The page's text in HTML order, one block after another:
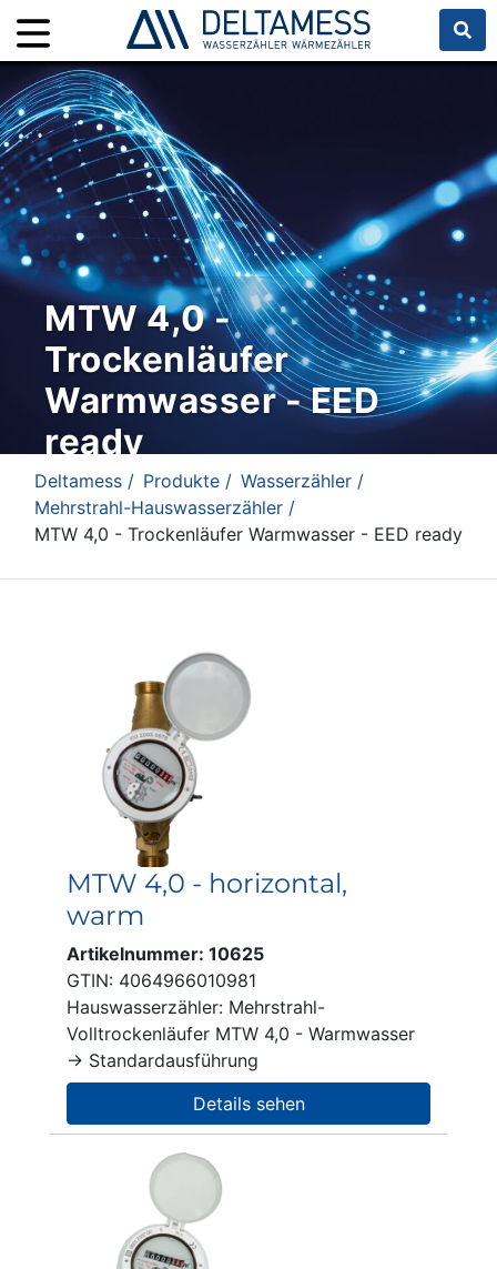
MTW 4,0 -
Trockenläufer
Warmwasser - EED
ready
Deltamess / Produkte / Wasserzähler /
Mehrstrahl-Hauswasserzähler /
MTW 4,0 - Trockenläufer Warmwasser - EED ready
MTW 4,0 - horizontal,
warm
Artikelnummer: 10625
GTIN: 4064966010981
Hauswasserzähler: Mehrstrahl-
Volltrockenläufer MTW 4,0 - Warmwasser
→ Standardausführung
Details sehen